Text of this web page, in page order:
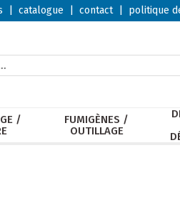
catalogue contact politique
/
FUMIGÈNES /
OUTILLAGE